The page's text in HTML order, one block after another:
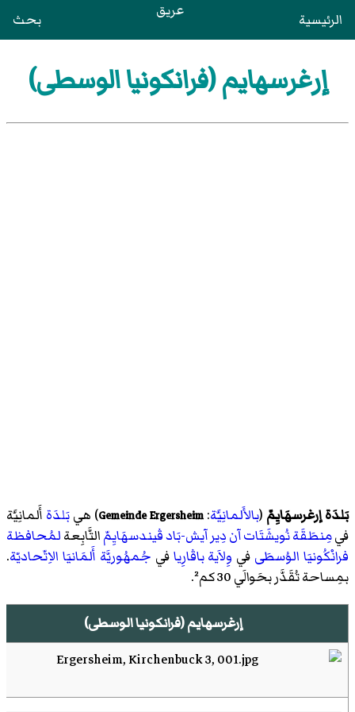
الرئيسية عريق بحث
إرغرسهايم (فرانكونيا الوسطى)
بَلدَة إرغرسهَايِمّ (بالأَلمانِيَّة:
Gemeinde Ergersheim) هيبَلدَة أَلمانِيَّة
فيمِنطَقَةنُويشَتَات آن دِير آيش-بَاد ڤيندسهَايِمّالتَّابِعةلمُحافظة
فرانْكُونيَا الوُسطَى في وِلاَية باڤارِيافي جُمهُوريَّة أَلمَانيَا الاِتّحاديّة.
بمِساحة تُقَدَّر بحَوالَي 30 كم².
إرغرسهايم (فرانكونيا الوسطى)